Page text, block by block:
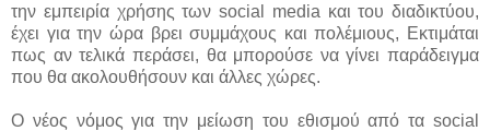
την εμπειρία χρήσης των social media και του διαδικτύου,
έχει για την ώρα βρει συμμάχους και πολέμιους, Εκτιμάται
πως αν τελικά περάσει, θα μπορούσε να γίνει παράδειγμα
που θα ακολουθήσουν και άλλες χώρες.
Ο νέος νόμος για την μείωση του εθισμού από τα social